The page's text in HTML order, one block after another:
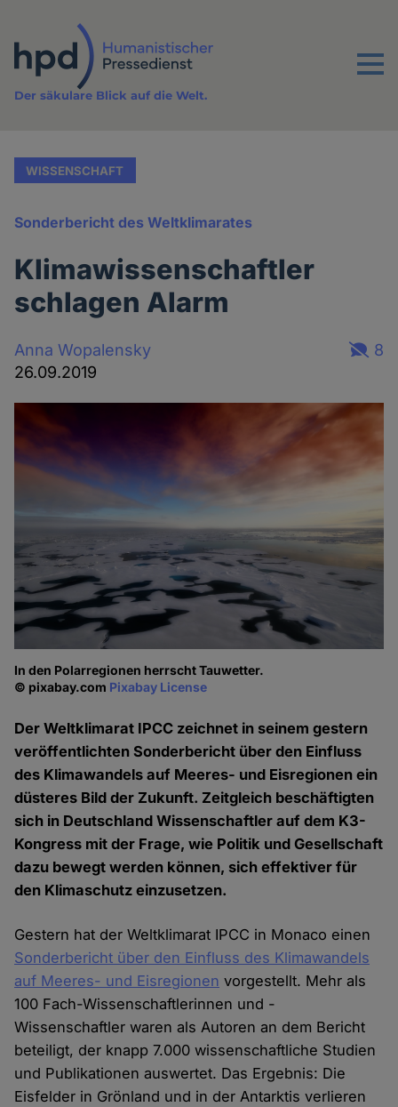
Inhalt
Menu
Der säkulare Blick auf die Welt.
WISSENSCHAFT
Sonderbericht des Weltklimarates
Klimawissenschaftler
schlagen Alarm
Anna Wopalensky
26.09.2019
8
In den Polarregionen herrscht Tauwetter.
© pixabay.com Pixabay License
Der Weltklimarat IPCC zeichnet in seinem gestern
veröffentlichten Sonderbericht über den Einfluss
des Klimawandels auf Meeres- und Eisregionen ein
düsteres Bild der Zukunft. Zeitgleich beschäftigten
sich in Deutschland Wissenschaftler auf dem K3-
Kongress mit der Frage, wie Politik und Gesellschaft
dazu bewegt werden können, sich effektiver für
den Klimaschutz einzusetzen.
Gestern hat der Weltklimarat IPCC in Monaco einen
Sonderbericht über den Einfluss des Klimawandels
auf Meeres- und Eisregionen vorgestellt. Mehr als
100 Fach-Wissenschaftlerinnen und -
Wissenschaftler waren als Autoren an dem Bericht
beteiligt, der knapp 7.000 wissenschaftliche Studien
und Publikationen auswertet. Das Ergebnis: Die
Eisfelder in Grönland und in der Antarktis verlieren